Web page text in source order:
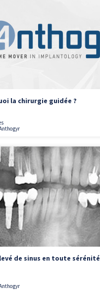
la chirurgie guidée ?
de sinus en toute sérénité